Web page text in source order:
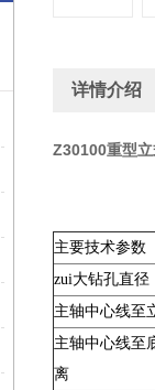
详情介绍
Z30100重型
主要技术参数
zui大钻孔直径
主轴中心线至
主轴中心线至
离